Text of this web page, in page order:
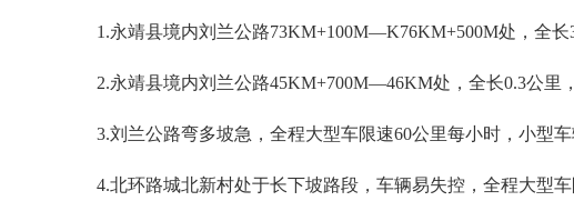
1.永靖县境内刘兰公路73KM+100M—K76KM+500M处，全
2.永靖县境内刘兰公路45KM+700M—46KM处，全长0.3公里
3.刘兰公路弯多坡急，全程大型车限速60公里每小时，小型
4.北环路城北新村处于长下坡路段，车辆易失控，全程大型